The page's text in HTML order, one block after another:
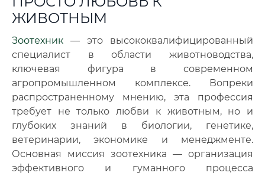
ЖИВОТНЫМ
Зоотехник — это высококвалифицированный
специалист в области животноводства,
ключевая фигура в современном
агропромышленном комплексе. Вопреки
распространенному мнению, эта профессия
требует не только любви к животным, но и
глубоких знаний в биологии, генетике,
ветеринарии, экономике и менеджменте.
Основная миссия зоотехника — организация
эффективного и гуманного процесса